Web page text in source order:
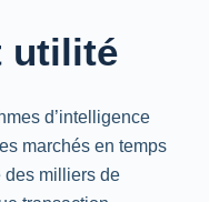
utilité
d’intelligence
marchés en temps
des milliers de